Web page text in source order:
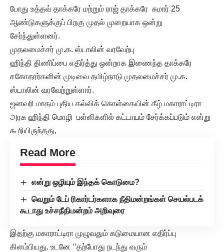
போது உத்தவ் தாக்கரே மற்றும் ராஜ் தாக்கரே சுமார் 25
ஆண்டுகளுக்குப் பிறகு முதல் முறையாக ஒன்று
சேர்ந்துள்ளனர்.
முதலமைச்சர் மு.க. ஸ்டாலின் வரவேற்பு
ஹிந்தி திணிப்பை எதிர்த்து ஒன்றாக இணைந்த தாக்கரே
சகோதரர்களின் முடிவை தமிழ்நாடு முதலமைச்சர் மு.க.
ஸ்டாலின் வரவேற்றுள்ளார்.
ஜனவரி மாதம் புதிய கல்விக் கொள்கையின் கீழ் மகாராட்டிரா
அரசு ஹிந்தி மொழி பள்ளிகளில் கட்டாயம் சேர்க்கப்படும் என்று
கூறியிருந்தது,
Read More
என்று ஒழியும் இந்தக் கொடுமை?
வெறும் டேப் ரிகார்டர்களாக நீதிமன்றங்கள் செயல்படக்
கூடாது உச்சநீதிமன்றம் அறிவுரை
இதற்கு மகாராட்டிரா முழுவதும் கடுமையான எதிர்ப்பு
கிளம்பியது. உடனே ‘‘தற்போது நடந்து வரும்